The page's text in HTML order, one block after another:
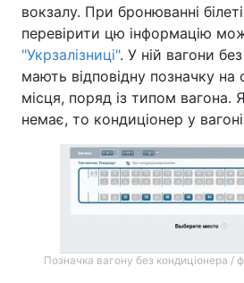
вокзалу. При бронюванні
перевірити цю інформацію
"Укрзалізниці". У ній вагони
мають відповідну позначку на
місця, поряд із типом вагона.
немає, то кондиціонер у
Позначка вагону без кондиціонера /